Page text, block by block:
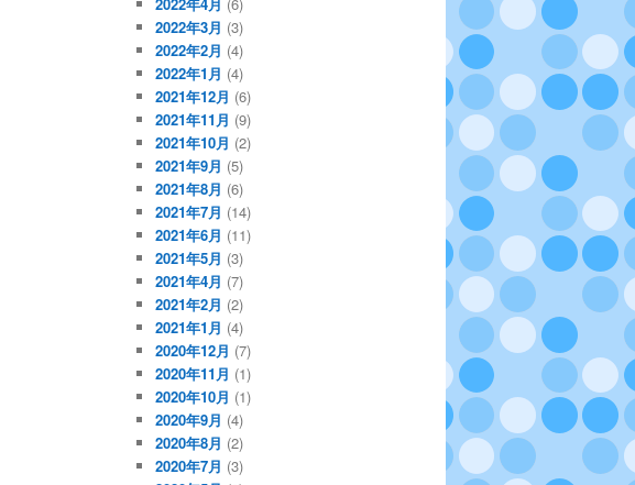
2022年3月 (3)
2022年2月 (4)
2022年1月 (4)
2021年12月 (6)
2021年11月 (9)
2021年10月 (2)
2021年9月 (5)
2021年8月 (6)
2021年7月 (14)
2021年6月 (11)
2021年5月 (3)
2021年4月 (7)
2021年2月 (2)
2021年1月 (4)
2020年12月 (7)
2020年11月 (1)
2020年10月 (1)
2020年9月 (4)
2020年8月 (2)
2020年7月 (3)